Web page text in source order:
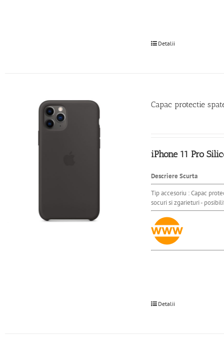
Detalii
Capac protectie
iPhone 11 Pro
Descriere Scurta
Tip accesoriu : Capac
socuri si zgarieturi -
Detalii